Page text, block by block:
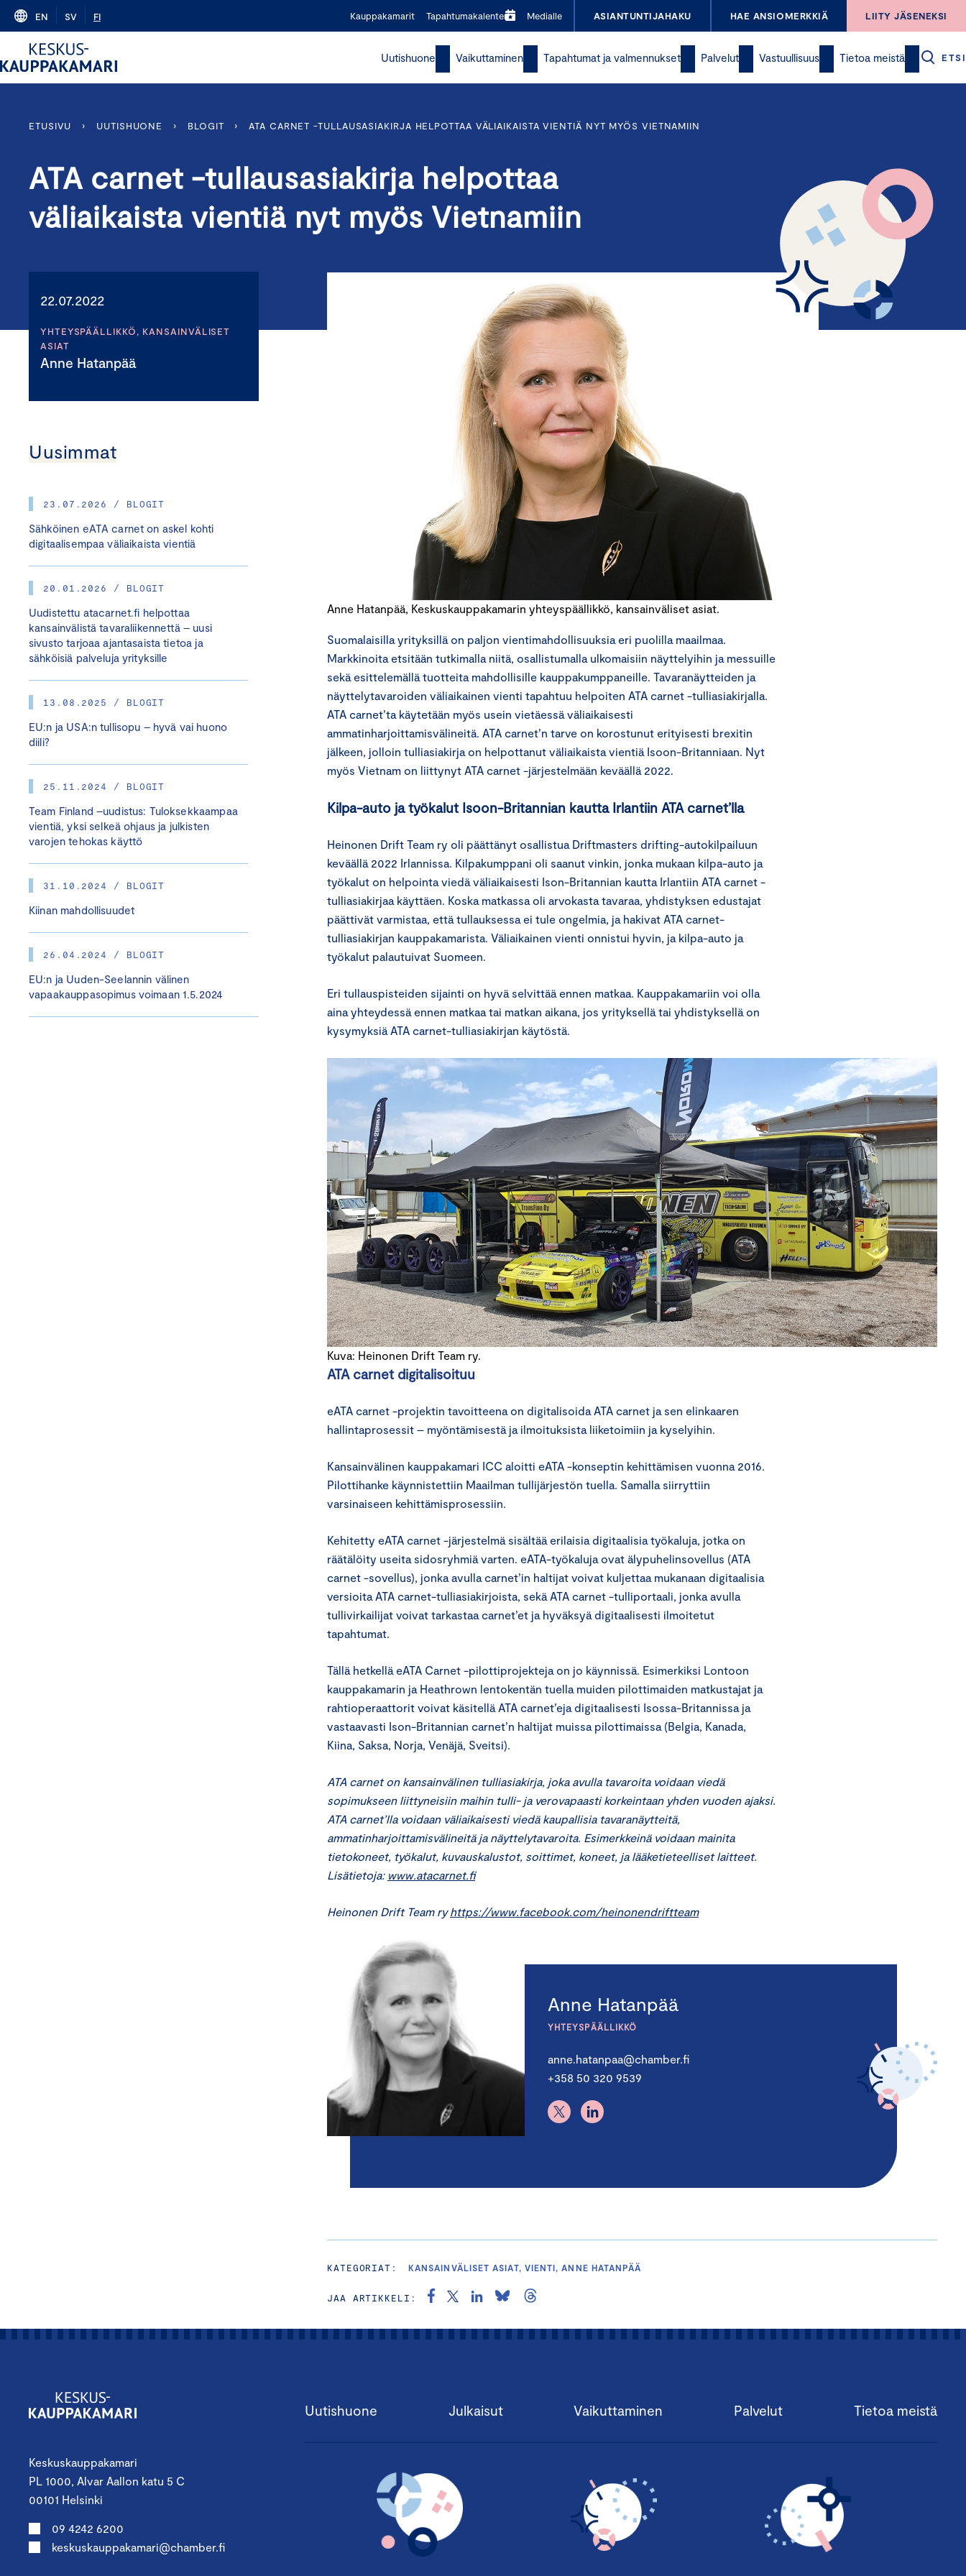
Skip
content
EN SV FI Kauppakamarit Tapahtumakalenteri Medialle ASIANTUNTIJAHAKU HAE ANSIOMERKKIÄ LIITY JÄSENEKSI
Uutishuone Vaikuttaminen Tapahtumat ja valmennukset Palvelut Vastuullisuus Tietoa meistä ETSI
ETUSIVU › UUTISHUONE › BLOGIT › ATA CARNET -TULLAUSASIAKIRJA HELPOTTAA VÄLIAIKAISTA VIENTIÄ NYT MYÖS VIETNAMIIN
ATA carnet -tullausasiakirja helpottaa
väliaikaista vientiä nyt myös Vietnamiin
22.07.2022
YHTEYSPÄÄLLIKKÖ, KANSAINVÄLISET
ASIAT
Anne Hatanpää
Uusimmat
23.07.2026 / BLOGIT
Sähköinen eATA carnet on askel kohti
digitaalisempaa väliaikaista vientiä
20.01.2026 / BLOGIT
Uudistettu atacarnet.fi helpottaa
kansainvälistä tavaraliikennettä – uusi
sivusto tarjoaa ajantasaista tietoa ja
sähköisiä palveluja yrityksille
13.08.2025 / BLOGIT
EU:n ja USA:n tullisopu – hyvä vai huono
diili?
25.11.2024 / BLOGIT
Team Finland –uudistus: Tuloksekkaampaa
vientiä, yksi selkeä ohjaus ja julkisten
varojen tehokas käyttö
31.10.2024 / BLOGIT
Kiinan mahdollisuudet
26.04.2024 / BLOGIT
EU:n ja Uuden-Seelannin välinen
vapaakauppasopimus voimaan 1.5.2024
Anne Hatanpää, Keskuskauppakamarin yhteyspäällikkö, kansainväliset asiat.
Suomalaisilla yrityksillä on paljon vientimahdollisuuksia eri puolilla maailmaa.
Markkinoita etsitään tutkimalla niitä, osallistumalla ulkomaisiin näyttelyihin ja messuille
sekä esittelemällä tuotteita mahdollisille kauppakumppaneille. Tavaranäytteiden ja
näyttelytavaroiden väliaikainen vienti tapahtuu helpoiten ATA carnet -tulliasiakirjalla.
ATA carnet’ta käytetään myös usein vietäessä väliaikaisesti
ammatinharjoittamisvälineitä. ATA carnet’n tarve on korostunut erityisesti brexitin
jälkeen, jolloin tulliasiakirja on helpottanut väliaikaista vientiä Isoon-Britanniaan. Nyt
myös Vietnam on liittynyt ATA carnet -järjestelmään keväällä 2022.
Kilpa-auto ja työkalut Isoon-Britannian kautta Irlantiin ATA carnet’lla
Heinonen Drift Team ry oli päättänyt osallistua Driftmasters drifting-autokilpailuun
keväällä 2022 Irlannissa. Kilpakumppani oli saanut vinkin, jonka mukaan kilpa-auto ja
työkalut on helpointa viedä väliaikaisesti Ison-Britannian kautta Irlantiin ATA carnet -
tulliasiakirjaa käyttäen. Koska matkassa oli arvokasta tavaraa, yhdistyksen edustajat
päättivät varmistaa, että tullauksessa ei tule ongelmia, ja hakivat ATA carnet-
tulliasiakirjan kauppakamarista. Väliaikainen vienti onnistui hyvin, ja kilpa-auto ja
työkalut palautuivat Suomeen.
Eri tullauspisteiden sijainti on hyvä selvittää ennen matkaa. Kauppakamariin voi olla
aina yhteydessä ennen matkaa tai matkan aikana, jos yrityksellä tai yhdistyksellä on
kysymyksiä ATA carnet-tulliasiakirjan käytöstä.
Kuva: Heinonen Drift Team ry.
ATA carnet digitalisoituu
eATA carnet -projektin tavoitteena on digitalisoida ATA carnet ja sen elinkaaren
hallintaprosessit – myöntämisestä ja ilmoituksista liiketoimiin ja kyselyihin.
Kansainvälinen kauppakamari ICC aloitti eATA -konseptin kehittämisen vuonna 2016.
Pilottihanke käynnistettiin Maailman tullijärjestön tuella. Samalla siirryttiin
varsinaiseen kehittämisprosessiin.
Kehitetty eATA carnet -järjestelmä sisältää erilaisia ​​digitaalisia työkaluja, jotka on
räätälöity useita sidosryhmiä varten. eATA-työkaluja ovat älypuhelinsovellus (ATA
carnet -sovellus), jonka avulla carnet’in haltijat voivat kuljettaa mukanaan digitaalisia
versioita ATA carnet-tulliasiakirjoista, sekä ATA carnet -tulliportaali, jonka avulla
tullivirkailijat voivat tarkastaa carnet’et ja hyväksyä digitaalisesti ilmoitetut
tapahtumat.
Tällä hetkellä eATA Carnet -pilottiprojekteja on jo käynnissä. Esimerkiksi Lontoon
kauppakamarin ja Heathrown lentokentän tuella muiden pilottimaiden matkustajat ja
rahtioperaattorit voivat käsitellä ATA carnet’eja digitaalisesti Isossa-Britannissa ja
vastaavasti Ison-Britannian carnet’n haltijat muissa pilottimaissa (Belgia, Kanada,
Kiina, Saksa, Norja, Venäjä, Sveitsi).
ATA carnet on kansainvälinen tulliasiakirja, joka avulla tavaroita voidaan viedä
sopimukseen liittyneisiin maihin tulli- ja verovapaasti korkeintaan yhden vuoden ajaksi.
ATA carnet’lla voidaan väliaikaisesti viedä kaupallisia tavaranäytteitä,
ammatinharjoittamisvälineitä ja näyttelytavaroita. Esimerkkeinä voidaan mainita
tietokoneet, työkalut, kuvauskalustot, soittimet, koneet, ja lääketieteelliset laitteet.
Lisätietoja: www.atacarnet.fi
Heinonen Drift Team ryhttps://www.facebook.com/heinonendriftteam
Anne Hatanpää
YHTEYSPÄÄLLIKKÖ
anne.hatanpaa@chamber.fi
+358 50 320 9539
KATEGORIAT: KANSAINVÄLISET ASIAT, VIENTI, ANNE HATANPÄÄ
JAA ARTIKKELI:
Keskuskauppakamari
PL 1000, Alvar Aallon katu 5 C
00101 Helsinki
09 4242 6200
keskuskauppakamari@chamber.fi
Uutishuone Julkaisut Vaikuttaminen Palvelut Tietoa meistä